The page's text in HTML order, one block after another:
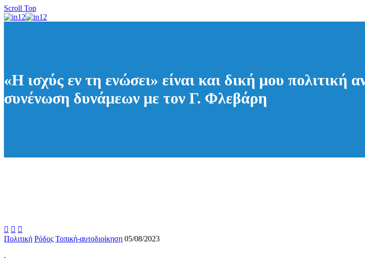
Scroll Top
«Η ισχύς εν τη ενώσει» είναι και δική μου
συνένωση δυνάμεων με τον Γ. Φλεβάρη
  
Πολιτική Ρόδος Τοπική-αυτοδιοίκηση 05/08/2023
.